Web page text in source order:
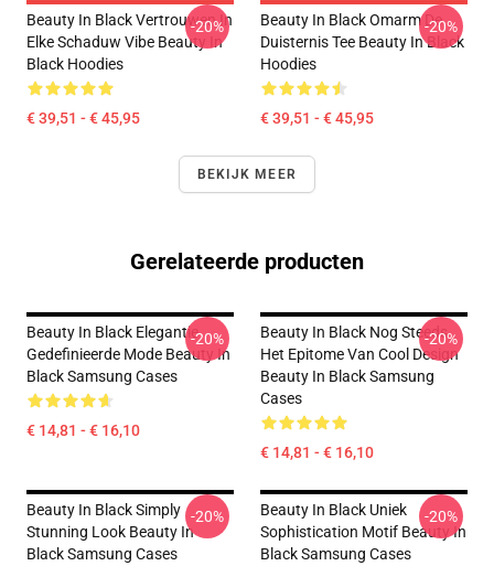
Beauty In Black Vertrouwen In
Elke Schaduw Vibe Beauty In
Black Hoodies
€ 39,51 - € 45,95
-20%
Beauty In Black Omarm De
Duisternis Tee Beauty In Black
Hoodies
€ 39,51 - € 45,95
-20%
BEKIJK MEER
Gerelateerde producten
Beauty In Black Elegantie
Gedefinieerde Mode Beauty In
Black Samsung Cases
€ 14,81 - € 16,10
-20%
Beauty In Black Nog Steeds
Het Epitome Van Cool Design
Beauty In Black Samsung
Cases
€ 14,81 - € 16,10
-20%
Beauty In Black Simply
Stunning Look Beauty In
Black Samsung Cases
-20%
Beauty In Black Uniek
Sophistication Motif Beauty In
Black Samsung Cases
-20%